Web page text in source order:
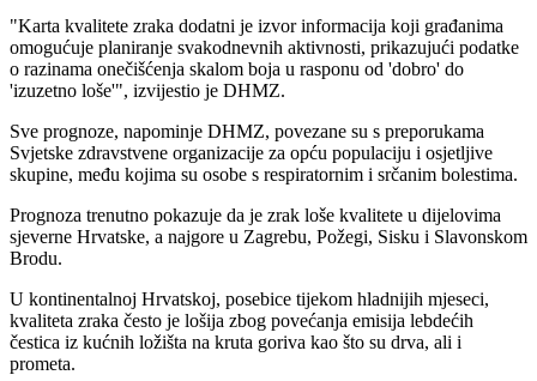
"Karta kvalitete zraka dodatni je izvor informacija koji građanima
omogućuje planiranje svakodnevnih aktivnosti, prikazujući podatke
o razinama onečišćenja skalom boja u rasponu od 'dobro' do
'izuzetno loše'", izvijestio je DHMZ.
Sve prognoze, napominje DHMZ, povezane su s preporukama
Svjetske zdravstvene organizacije za opću populaciju i osjetljive
skupine, među kojima su osobe s respiratornim i srčanim bolestima.
Prognoza trenutno pokazuje da je zrak loše kvalitete u dijelovima
sjeverne Hrvatske, a najgore u Zagrebu, Požegi, Sisku i Slavonskom
Brodu.
U kontinentalnoj Hrvatskoj, posebice tijekom hladnijih mjeseci,
kvaliteta zraka često je lošija zbog povećanja emisija lebdećih
čestica iz kućnih ložišta na kruta goriva kao što su drva, ali i
prometa.